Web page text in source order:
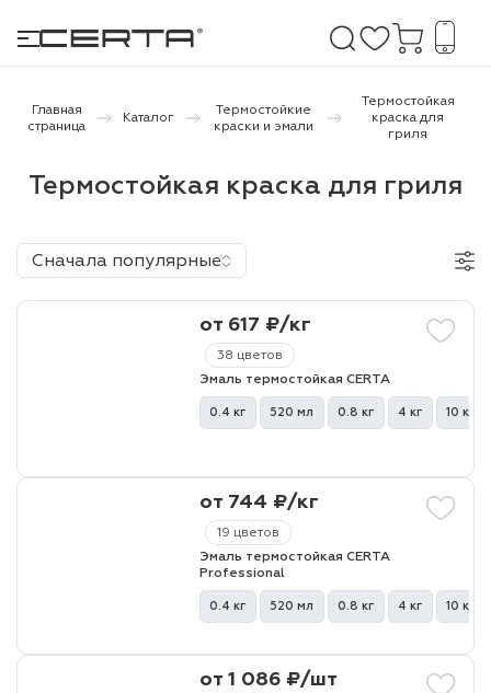
Главная
страница
Каталог
Термостойкие
краски и эмали
Термостойкая
краска для
гриля
Термостойкая краска для гриля
Сначала популярные
38 цветов
от 617 ₽/кг
Эмаль термостойкая CERTA
0.4 кг 520 мл 0.8 кг 4 кг 10 кг
19 цветов
от 744 ₽/кг
Эмаль термостойкая CERTA
Professional
0.4 кг 520 мл 0.8 кг 4 кг 10 кг
от 1 086 ₽/шт